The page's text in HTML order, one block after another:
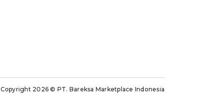
Copyright 2026© PT. Bareksa Marketplace Indonesia